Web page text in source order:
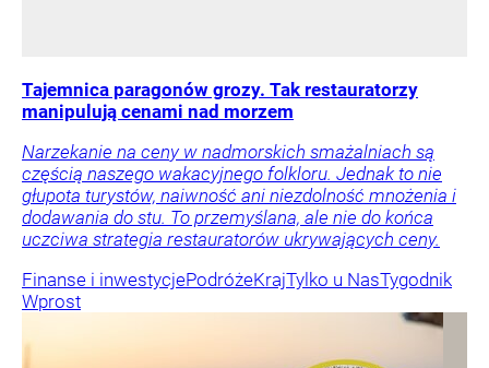
Tajemnica paragonów grozy. Tak restauratorzy
manipulują cenami nad morzem
Narzekanie na ceny w nadmorskich smażalniach są
częścią naszego wakacyjnego folkloru. Jednak to nie
głupota turystów, naiwność ani niezdolność mnożenia i
dodawania do stu. To przemyślana, ale nie do końca
uczciwa strategia restauratorów ukrywających ceny.
Finanse i inwestycjePodróżeKrajTylko u NasTygodnik
Wprost